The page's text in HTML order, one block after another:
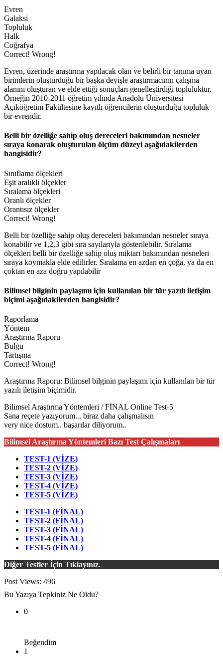
Evren
Galaksi
Topluluk
Halk
Coğrafya
Correct! Wrong!
Evren, üzerinde araştırma yapılacak olan ve belirli bir tanıma uyan
birimlerin oluşturduğu bir başka deyişle araştırmacının çalışma
alanını oluşturan ve elde ettiği sonuçları genelleştirdiği topluluktur.
Örneğin 2010-2011 öğretim yılında Anadolu Üniversitesi
Açıköğretim Fakültesine kayıtlı öğrencilerin oluşturduğu topluluk
bir evrendir.
Belli bir özelliğe sahip oluş dereceleri bakımından nesneler
sıraya konarak oluşturulan ölçüm düzeyi aşağıdakilerden
hangisidir?
Sınıflama ölçekleri
Eşit aralıklı ölçekler
Sıralama ölçekleri
Oranlı ölçekler
Orantısız ölçekler
Correct! Wrong!
Belli bir özelliğe sahip oluş dereceleri bakımından nesneler sıraya
konabilir ve 1,2,3 gibi sıra sayılarıyla gösterilebilir. Sıralama
ölçekleri belli bir özelliğe sahip oluş miktarı bakımından nesneleri
sıraya koymakla elde edilirler. Sıralama en azdan en çoğa, ya da en
çoktan en aza doğru yapılabilir
Bilimsel bilginin paylaşımı için kullanılan bir tür yazılı iletişim
biçimi aşağıdakilerden hangisidir?
Raporlama
Yöntem
Araştırma Raporu
Bulgu
Tartışma
Correct! Wrong!
Araştırma Raporu: Bilimsel bilginin paylaşımı için kullanılan bir tür
yazılı iletişim biçimidir.
Bilimsel Araştırma Yöntemleri / FİNAL Online Test-5
Sana reçete yazıyorum... biraz daha çalışmalısın
very nice dostum.. başarılar diliyorum..
Bilimsel Araştırma Yöntemleri Bazı Test Çalışmaları
TEST-1 (VİZE)
TEST-2 (VİZE)
TEST-3 (VİZE)
TEST-4 (VİZE)
TEST-5 (VİZE)
TEST-1 (FİNAL)
TEST-2 (FİNAL)
TEST-3 (FİNAL)
TEST-4 (FİNAL)
TEST-5 (FİNAL)
Diğer Testler İçin Tıklayınız.
Post Views: 496
Bu Yazıya Tepkiniz Ne Oldu?
0
Beğendim
1